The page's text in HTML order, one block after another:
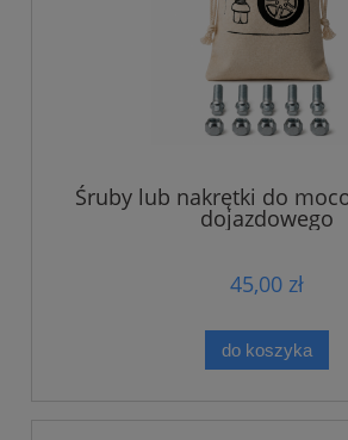
Śruby lub nakrętki do
dojazdowego
45,00 zł
do koszyka